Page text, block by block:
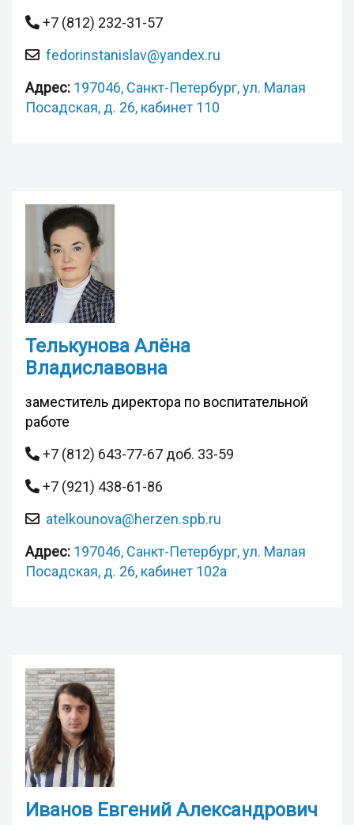
+7 (812) 232-31-57
fedorinstanislav@yandex.ru
Адрес: 197046, Санкт-Петербург, ул. Малая
Посадская, д. 26, кабинет 110
Телькунова Алёна
Владиславовна
заместитель директора по воспитательной
работе
+7 (812) 643-77-67 доб. 33-59
+7 (921) 438-61-86
atelkounova@herzen.spb.ru
Адрес: 197046, Санкт-Петербург, ул. Малая
Посадская, д. 26, кабинет 102а
Иванов Евгений Александрович